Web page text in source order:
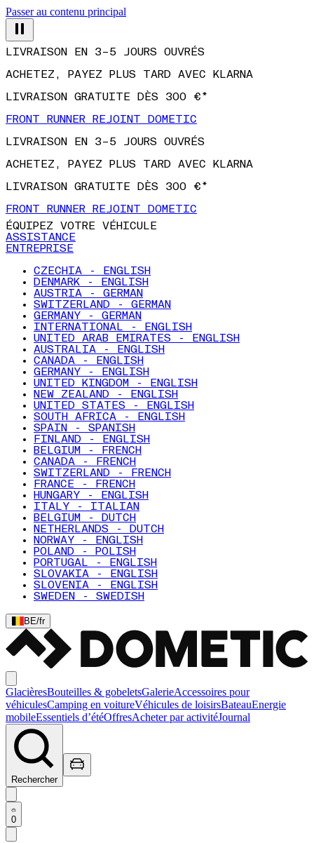
Passer au contenu principal
ACHETEZ, PAYEZ PLUS TARD AVEC KLARNA
LIVRAISON GRATUITE DÈS 300 €*
FRONT RUNNER REJOINT DOMETIC
LIVRAISON EN 3–5 JOURS OUVRÉS
ACHETEZ, PAYEZ PLUS TARD AVEC KLARNA
LIVRAISON GRATUITE DÈS 300 €*
FRONT RUNNER REJOINT DOMETIC
ÉQUIPEZ VOTRE VÉHICULE
ASSISTANCE
ENTREPRISE
CZECHIA - ENGLISH
DENMARK - ENGLISH
AUSTRIA - GERMAN
SWITZERLAND - GERMAN
GERMANY - GERMAN
INTERNATIONAL - ENGLISH
UNITED ARAB EMIRATES - ENGLISH
AUSTRALIA - ENGLISH
CANADA - ENGLISH
GERMANY - ENGLISH
UNITED KINGDOM - ENGLISH
NEW ZEALAND - ENGLISH
UNITED STATES - ENGLISH
SOUTH AFRICA - ENGLISH
SPAIN - SPANISH
FINLAND - ENGLISH
BELGIUM - FRENCH
CANADA - FRENCH
SWITZERLAND - FRENCH
FRANCE - FRENCH
HUNGARY - ENGLISH
ITALY - ITALIAN
BELGIUM - DUTCH
NETHERLANDS - DUTCH
NORWAY - ENGLISH
POLAND - POLISH
PORTUGAL - ENGLISH
SLOVAKIA - ENGLISH
SLOVENIA - ENGLISH
SWEDEN - SWEDISH
BE/fr
GlacièresBouteilles & gobeletsGalerieAccessoires pour
véhiculesCamping en voitureVéhicules de loisirsBateauEnergie
mobileEssentiels d’étéOffresAcheter par activitéJournal
Rechercher
0